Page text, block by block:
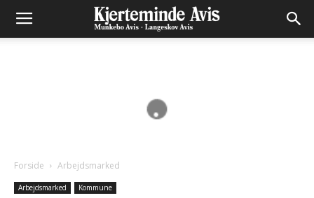
Forside Arbejdsmarked
Arbejdsmarked Kommune